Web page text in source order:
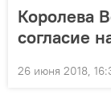
Королева
согласие
26 июня 2018,